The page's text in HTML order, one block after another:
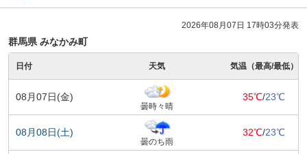
2026年08月07日 17時03分発表
群馬県 みなかみ町
日付 天気 気温（最高/最低）
08月07日(金)
曇時々晴
35℃/23℃
08月08日(土)
曇のち雨
32℃/23℃